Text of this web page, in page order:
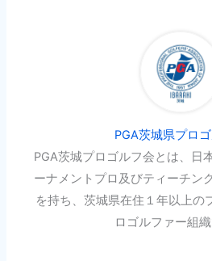
PGA茨城県プロ
PGA茨城プロゴルフ会とは、日
ーナメントプロ及びティーチン
を持ち、茨城県在住１年以上の
ロゴルファー組織